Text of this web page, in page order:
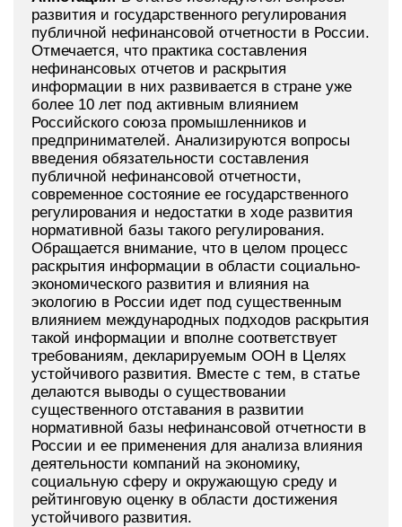
развития и государственного регулирования
публичной нефинансовой отчетности в России.
Отмечается, что практика составления
нефинансовых отчетов и раскрытия
информации в них развивается в стране уже
более 10 лет под активным влиянием
Российского союза промышленников и
предпринимателей. Анализируются вопросы
введения обязательности составления
публичной нефинансовой отчетности,
современное состояние ее государственного
регулирования и недостатки в ходе развития
нормативной базы такого регулирования.
Обращается внимание, что в целом процесс
раскрытия информации в области социально-
экономического развития и влияния на
экологию в России идет под существенным
влиянием международных подходов раскрытия
такой информации и вполне соответствует
требованиям, декларируемым ООН в Целях
устойчивого развития. Вместе с тем, в статье
делаются выводы о существовании
существенного отставания в развитии
нормативной базы нефинансовой отчетности в
России и ее применения для анализа влияния
деятельности компаний на экономику,
социальную сферу и окружающую среду и
рейтинговую оценку в области достижения
устойчивого развития.